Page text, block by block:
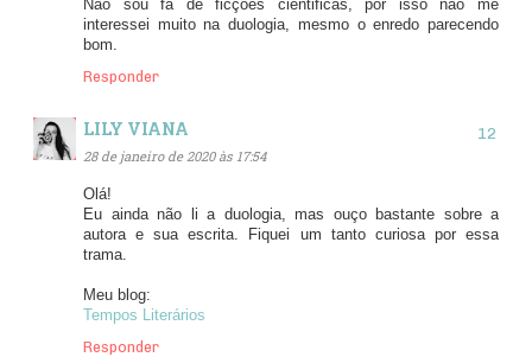
Não sou fã de ficções cientificas, por isso não me
interessei muito na duologia, mesmo o enredo parecendo
bom.
Responder
LILY VIANA
28 de janeiro de 2020 às 17:54
Olá!
Eu ainda não li a duologia, mas ouço bastante sobre a
autora e sua escrita. Fiquei um tanto curiosa por essa
trama.
Meu blog:
Tempos Literários
Responder